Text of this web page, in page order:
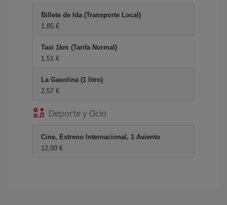
Billete de Ida (Transporte Local)
1,85 €
Taxi 1km (Tarifa Normal)
1,51 €
La Gasolina (1 litro)
2,57 €
Deporte y Ocio
Cine, Estreno Internacional, 1 Asiento
12,00 €